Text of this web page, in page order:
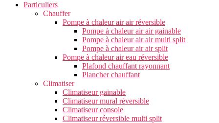
Particuliers
Chauffer
Pompe à chaleur air air réversible
Pompe à chaleur air air gainable
Pompe à chaleur air air multi split
Pompe à chaleur air air split
Pompe à chaleur air eau réversible
Plafond chauffant rayonnant
Plancher chauffant
Climatiser
Climatiseur gainable
Climatiseur mural réversible
Climatiseur console
Climatiseur réversible multi split